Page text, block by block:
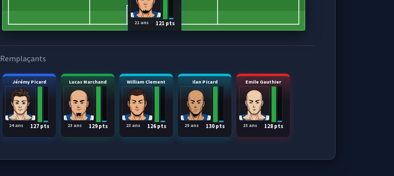
121 pts
21 ans
Remplaçants
Jérémy Picard
127 pts
24 ans
Lucas Marchand
129 pts
23 ans
William Clement
126 pts
23 ans
Ilan Picard
130 pts
25 ans
Emile Gauthier
128 pts
23 ans